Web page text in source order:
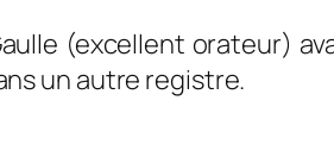
(excellent orateur)
un autre registre.